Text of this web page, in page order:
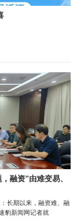
融资“由难变易、
长期以来，融资难、融
豹新闻网记者就